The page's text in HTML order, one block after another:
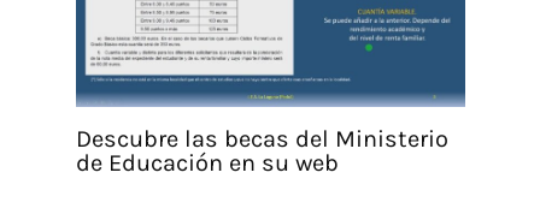
Descubre las becas del Ministerio
de Educación en su web